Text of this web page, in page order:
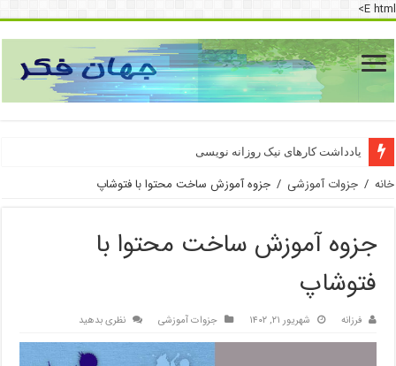
E html>
یادداشت کارهای نیک روزانه نویسی
خانه / جزوات آموزشی / جزوه آموزش ساخت محتوا با فتوشاپ
جزوه آموزش ساخت محتوا با
فتوشاپ
فرزانه شهریور ۲۱, ۱۴۰۲ جزوات آموزشی نظری بدهید